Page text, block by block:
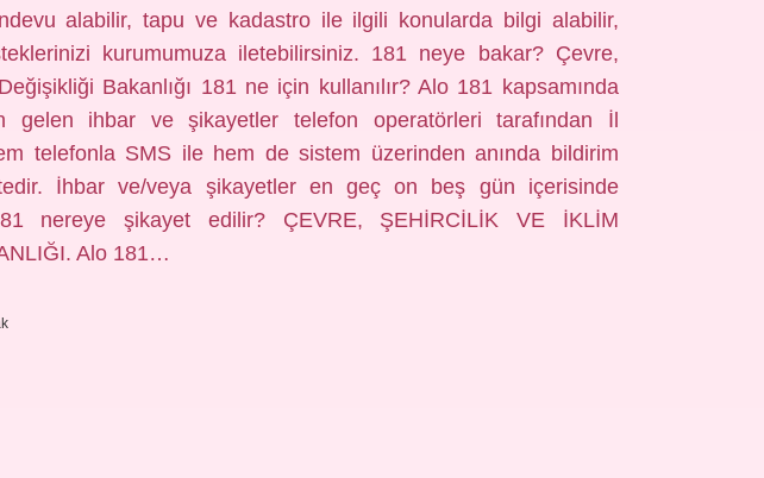
alabilir, tapu ve kadastro ile ilgili konularda bilgi alabilir,
kurumumuza iletebilirsiniz. 181 neye bakar? Çevre,
Bakanlığı 181 ne için kullanılır? Alo 181 kapsamında
gelen ihbar ve şikayetler telefon operatörleri tarafından İl
telefonla SMS ile hem de sistem üzerinden anında bildirim
İhbar ve/veya şikayetler en geç on beş gün içerisinde
181 nereye şikayet edilir? ÇEVRE, ŞEHİRCİLİK VE İKLİM
Alo 181…